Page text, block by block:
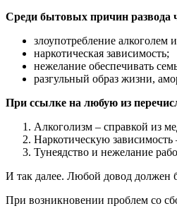
Среди бытовых причин развода
злоупотребление алкоголем
наркотическая зависимость;
нежелание обеспечивать
разгульный образ жизни,
При ссылке на любую из
Алкоголизм – справкой из
Наркотическую зависимость
Тунеядство и нежелание
И так далее. Любой довод должен
При возникновении проблем со